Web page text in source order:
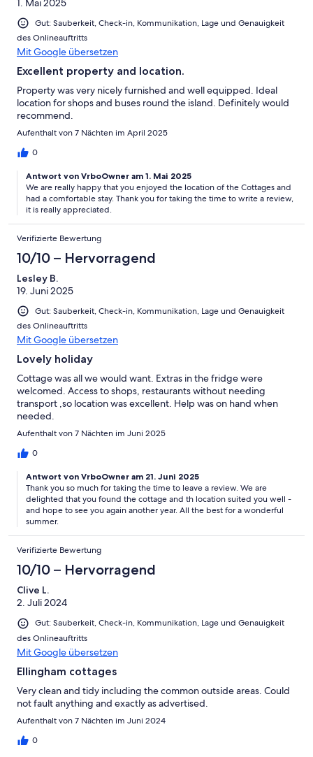
1. Mai 2025
Gut: Sauberkeit, Check-in, Kommunikation, Lage und Genauigkeit
des Onlineauftritts
Mit Google übersetzen
Excellent property and location.
Property was very nicely furnished and well equipped. Ideal
location for shops and buses round the island. Definitely would
recommend.
Aufenthalt von 7 Nächten im April 2025
0
Antwort von VrboOwner am 1. Mai 2025
We are really happy that you enjoyed the location of the Cottages and
had a comfortable stay. Thank you for taking the time to write a review,
it is really appreciated.
Verifizierte Bewertung
10/10 – Hervorragend
Lesley B.
19. Juni 2025
Gut: Sauberkeit, Check-in, Kommunikation, Lage und Genauigkeit
des Onlineauftritts
Mit Google übersetzen
Lovely holiday
Cottage was all we would want. Extras in the fridge were
welcomed. Access to shops, restaurants without needing
transport ,so location was excellent. Help was on hand when
needed.
Aufenthalt von 7 Nächten im Juni 2025
0
Antwort von VrboOwner am 21. Juni 2025
Thank you so much for taking the time to leave a review. We are
delighted that you found the cottage and th location suited you well -
and hope to see you again another year. All the best for a wonderful
summer.
Verifizierte Bewertung
10/10 – Hervorragend
Clive L.
2. Juli 2024
Gut: Sauberkeit, Check-in, Kommunikation, Lage und Genauigkeit
des Onlineauftritts
Mit Google übersetzen
Ellingham cottages
Very clean and tidy including the common outside areas. Could
not fault anything and exactly as advertised.
Aufenthalt von 7 Nächten im Juni 2024
0